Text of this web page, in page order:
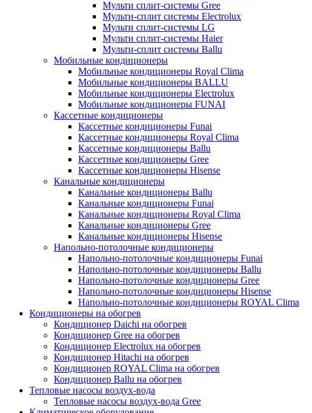
Мульти сплит-системы Gree
Мульти-сплит системы Electrolux
Мульти сплит-системы LG
Мульти сплит-системы Haier
Мульти-сплит системы Ballu
Мобильные кондиционеры
Мобильные кондиционеры Royal Clima
Мобильные кондиционеры BALLU
Мобильные кондиционеры Electrolux
Мобильные кондиционеры FUNAI
Кассетные кондиционеры
Кассетные кондиционеры Funai
Кассетные кондиционеры Royal Clima
Кассетные кондиционеры Ballu
Кассетные кондиционеры Gree
Кассетные кондиционеры Hisense
Канальные кондиционеры
Канальные кондиционеры Ballu
Канальные кондиционеры Funai
Канальные кондиционеры Royal Clima
Канальные кондиционеры Gree
Канальные кондиционеры Hisense
Напольно-потолочные кондиционеры
Напольно-потолочные кондиционеры Funai
Напольно-потолочные кондиционеры Ballu
Напольно-потолочные кондиционеры Gree
Напольно-потолочные кондиционеры Hisense
Напольно-потолочные кондиционеры ROYAL Clima
Кондиционеры на обогрев
Кондиционер Daichi на обогрев
Кондиционер Gree на обогрев
Кондиционер Electrolux на обогрев
Кондиционер Hitachi на обогрев
Кондиционер ROYAL Clima на обогрев
Кондиционер Ballu на обогрев
Тепловые насосы воздух-вода
Тепловые насосы воздух-вода Gree